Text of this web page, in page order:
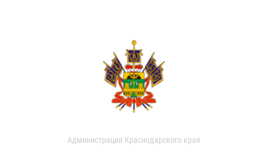
Администрация Краснодарского края